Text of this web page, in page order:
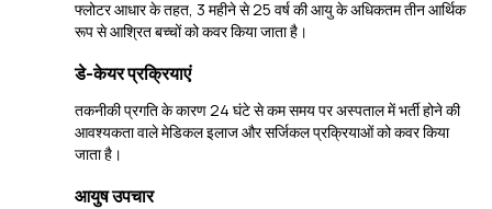
फ्लोटर आधार के तहत, 3 महीने से 25 वर्ष की आयु के अधिकतम तीन आर्थिक
रूप से आश्रित बच्चों को कवर किया जाता है।
डे-केयर प्रक्रियाएं
तकनीकी प्रगति के कारण 24 घंटे से कम समय पर अस्पताल में भर्ती होने की
आवश्यकता वाले मेडिकल इलाज और सर्जिकल प्रक्रियाओं को कवर किया
जाता है।
आयुष उपचार